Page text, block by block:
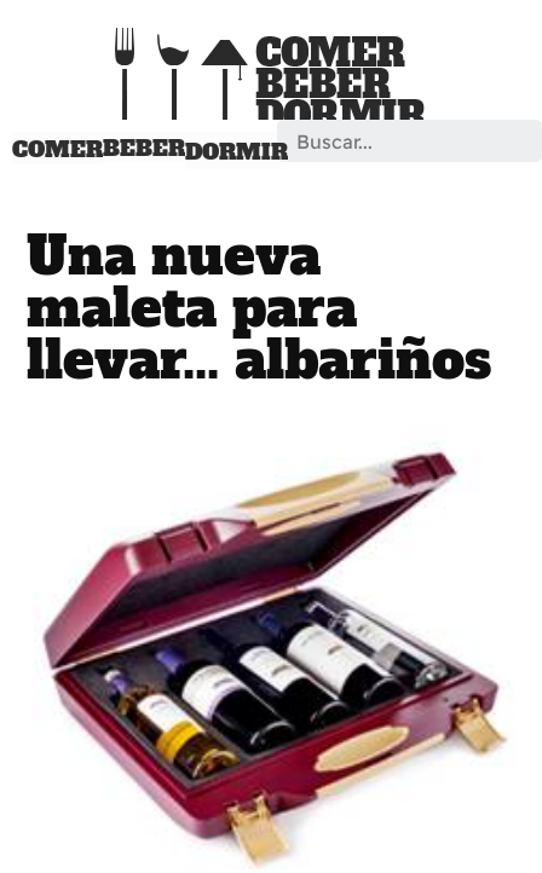
COMERBEBERDORMIR
Search
Una nueva
maleta para
llevar... albariños